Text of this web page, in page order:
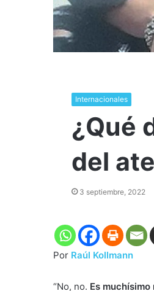
Internacionales
¿Qué
del
3 septiembre, 2022
Por Raúl Kollmann
“No, no. Es